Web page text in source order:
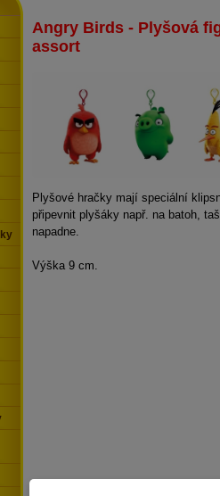
Angry Birds - Plyšová
assort
Plyšové hračky mají speciální
připevnit plyšáky např. na batoh,
napadne.
Výška 9 cm.